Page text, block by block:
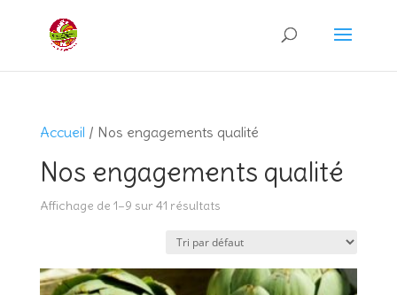
Recherche
produits
Accueil / Nos engagements qualité
Nos engagements qualité
Affichage de 1–9 sur 41 résultats